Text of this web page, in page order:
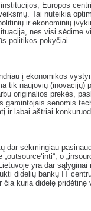
Europos
Tai nuteikia
ir ekonominių
nes visi sėdime
politikos pokyčiai.
į ekonomikos
tik naujovių (inovacijų)
originalios prekės,
gamintojais senomis
ir labai aštriai
dar sėkmingiau
„outsource‘inti“, o
yra dar
didelių bankų IT
čia kuria didelę pridėtinę